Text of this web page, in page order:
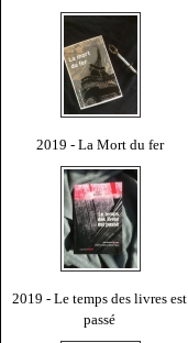
2019 - La Mort du fer
2019 - Le temps des livres est
passé